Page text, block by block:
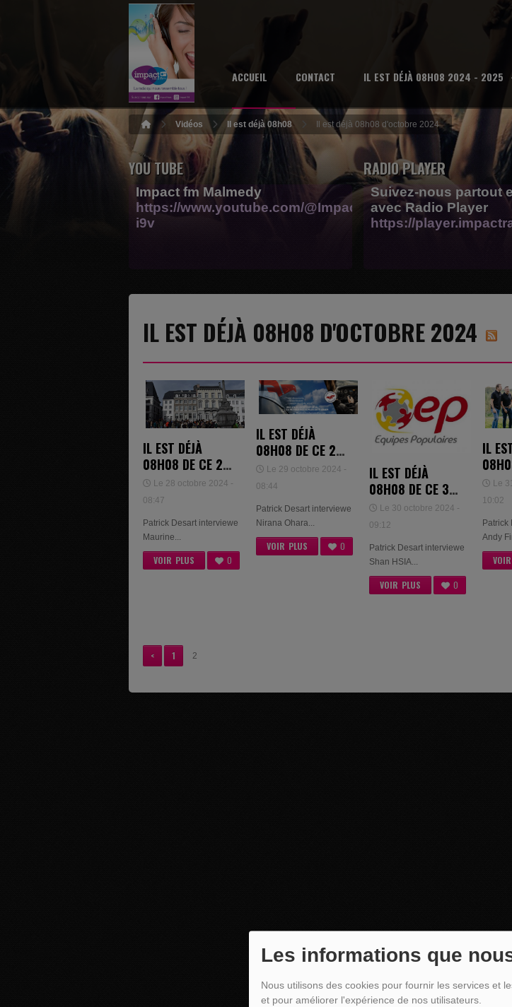
Les informations que
Nous utilisons des cookies pour fournir les services et
et pour améliorer l'expérience de nos utilisateurs.
ACCUEIL CONTACT IL EST DÉJÀ 08H08 2024 - 2025
Vidéos Il est déjà 08h08 Il est déjà 08h08 d'octobre 2024
YOU TUBE
Impact fm Malmedy
https://www.youtube.com/@Impactfm-
i9v
RADIO PLAYER
Suivez-nous partout
avec Radio Player
https://
IL EST DÉJÀ 08H08 D'OCTOBRE 2024
IL EST DÉJÀ
08H08 DE CE 28
OCTOBRE 2024 -
MAURINE
Le 28 octobre 2024 -
08:47
Patrick Desart interviewe
Maurine...
VOIR PLUS 0
IL EST DÉJÀ
08H08 DE CE 29
OCTOBRE 2024
Le 29 octobre 2024 -
08:44
Patrick Desart interviewe
Nirana Ohara...
VOIR PLUS 0
IL EST DÉJÀ
08H08 DE CE 30
OCTOBRE 2024 -
SHAN HSIA &
Le 30 octobre 2024 -
09:12
Patrick Desart interviewe
Shan HSIA...
VOIR PLUS 0
IL
Le
10:02
Patrick
Andy
< 1 2